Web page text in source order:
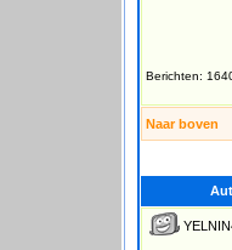
Berichten:
Naar boven